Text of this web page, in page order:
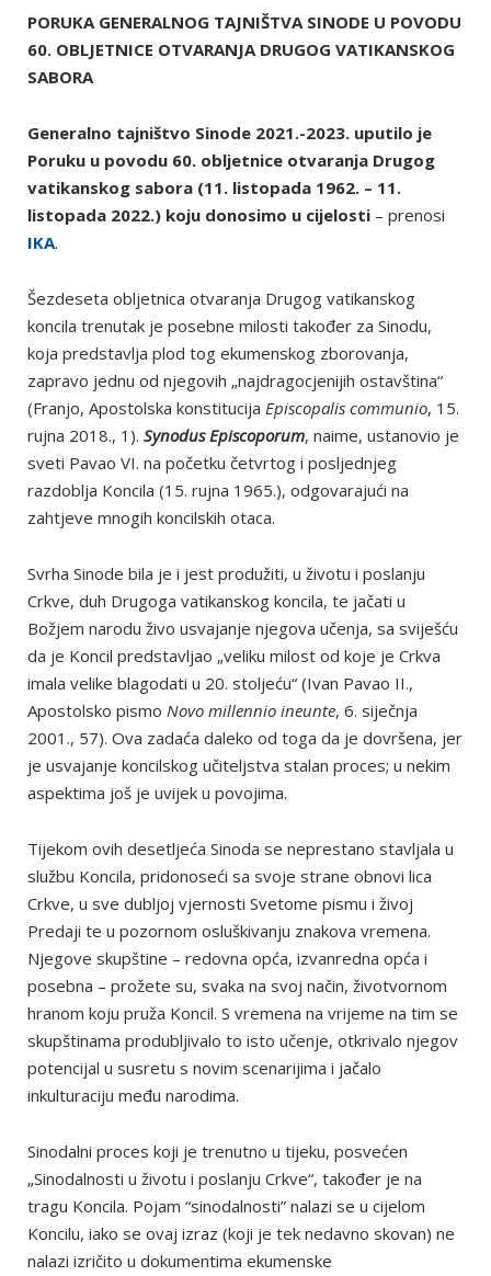
PORUKA GENERALNOG TAJNIŠTVA SINODE U POVODU
60. OBLJETNICE OTVARANJA DRUGOG VATIKANSKOG
SABORA
Generalno tajništvo Sinode 2021.-2023. uputilo je
Poruku u povodu 60. obljetnice otvaranja Drugog
vatikanskog sabora (11. listopada 1962. – 11.
listopada 2022.) koju donosimo u cijelosti – prenosi
IKA.
Šezdeseta obljetnica otvaranja Drugog vatikanskog
koncila trenutak je posebne milosti također za Sinodu,
koja predstavlja plod tog ekumenskog zborovanja,
zapravo jednu od njegovih „najdragocjenijih ostavština“
(Franjo, Apostolska konstitucija Episcopalis communio, 15.
rujna 2018., 1). Synodus Episcoporum, naime, ustanovio je
sveti Pavao VI. na početku četvrtog i posljednjeg
razdoblja Koncila (15. rujna 1965.), odgovarajući na
zahtjeve mnogih koncilskih otaca.
Svrha Sinode bila je i jest produžiti, u životu i poslanju
Crkve, duh Drugoga vatikanskog koncila, te jačati u
Božjem narodu živo usvajanje njegova učenja, sa sviješću
da je Koncil predstavljao „veliku milost od koje je Crkva
imala velike blagodati u 20. stoljeću“ (Ivan Pavao II.,
Apostolsko pismo Novo millennio ineunte, 6. siječnja
2001., 57). Ova zadaća daleko od toga da je dovršena, jer
je usvajanje koncilskog učiteljstva stalan proces; u nekim
aspektima još je uvijek u povojima.
Tijekom ovih desetljeća Sinoda se neprestano stavljala u
službu Koncila, pridonoseći sa svoje strane obnovi lica
Crkve, u sve dubljoj vjernosti Svetome pismu i živoj
Predaji te u pozornom osluškivanju znakova vremena.
Njegove skupštine – redovna opća, izvanredna opća i
posebna – prožete su, svaka na svoj način, životvornom
hranom koju pruža Koncil. S vremena na vrijeme na tim se
skupštinama produbljivalo to isto učenje, otkrivalo njegov
potencijal u susretu s novim scenarijima i jačalo
inkulturaciju među narodima.
Sinodalni proces koji je trenutno u tijeku, posvećen
„Sinodalnosti u životu i poslanju Crkve“, također je na
tragu Koncila. Pojam “sinodalnosti” nalazi se u cijelom
Koncilu, iako se ovaj izraz (koji je tek nedavno skovan) ne
nalazi izričito u dokumentima ekumenske